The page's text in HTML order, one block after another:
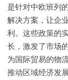
是针对中欧班列
解决方案，让企
利。这些政策的
长，激发了市场
为国际贸易的物
推动区域经济发